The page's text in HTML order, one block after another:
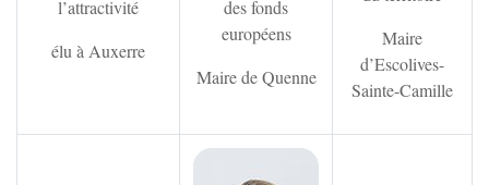
l’attractivité
élu à Auxerre
des fonds
européens
Maire de Quenne
Maire
d’Escolives-
Sainte-Camille